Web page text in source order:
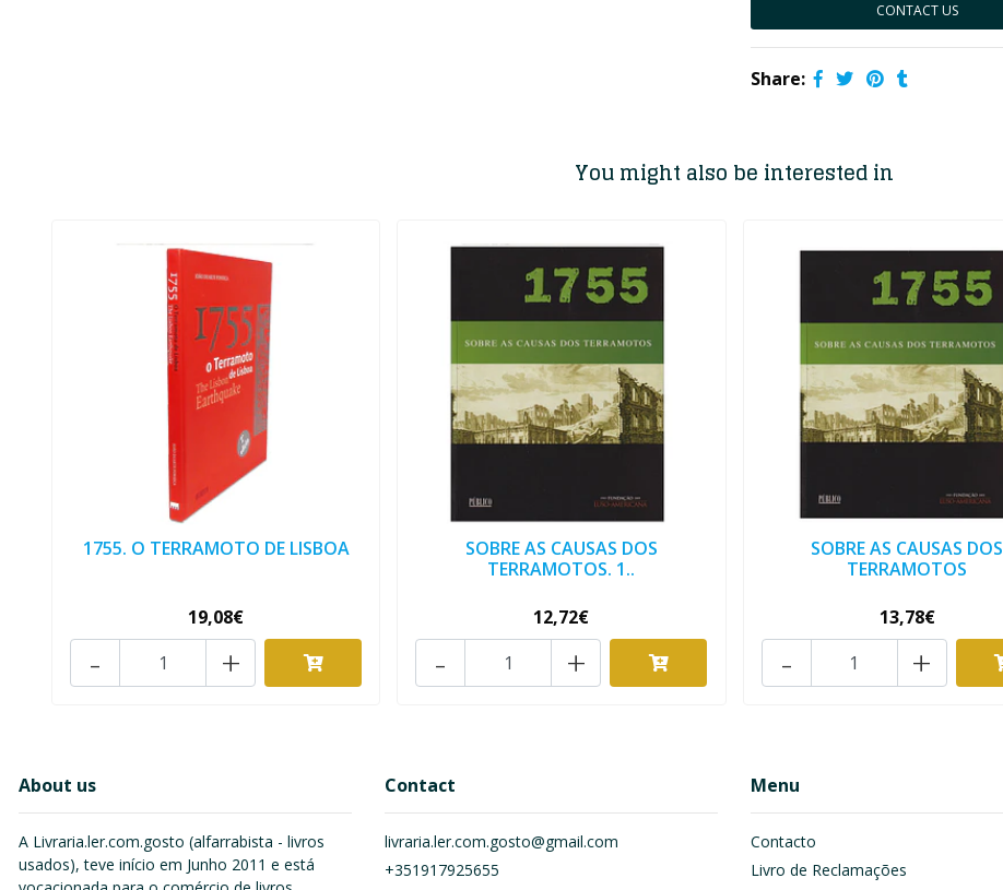
CONTACT US
Share:
You might also be interested in
1755. O TERRAMOTO DE LISBOA
19,08€
+
-
SOBRE AS CAUSAS DOS
TERRAMOTOS. 1..
12,72€
+
-
SOBRE AS CAUSAS DOS
TERRAMOTOS
13,78€
+
-
About us
A Livraria.ler.com.gosto (alfarrabista - livros
usados), teve início em Junho 2011 e está
Contact
livraria.ler.com.gosto@gmail.com
+351917925655
Menu
Contacto
Livro de Reclamações